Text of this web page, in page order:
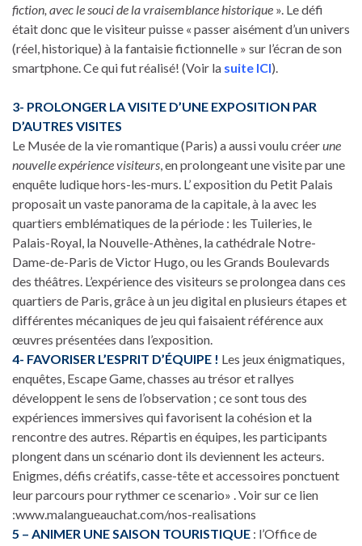
fiction, avec le souci de la vraisemblance historique ». Le défi
était donc que le visiteur puisse « passer aisément d’un univers
(réel, historique) à la fantaisie fictionnelle » sur l’écran de son
smartphone. Ce qui fut réalisé! (Voir la suite ICI).
3- PROLONGER LA VISITE D’UNE EXPOSITION PAR
D’AUTRES VISITES
Le Musée de la vie romantique (Paris) a aussi voulu créerune
nouvelle expérience visiteurs , en prolongeant une visite par une
enquête ludique hors-les-murs. L’ exposition du Petit Palais
proposait un vaste panorama de la capitale, à la avec les
quartiers emblématiques de la période : les Tuileries, le
Palais-Royal, la Nouvelle-Athènes, la cathédrale Notre-
Dame-de-Paris de Victor Hugo, ou les Grands Boulevards
des théâtres. L’expérience des visiteurs se prolongea dans ces
quartiers de Paris, grâce à un jeu digital en plusieurs étapes et
différentes mécaniques de jeu qui faisaient référence aux
œuvres présentées dans l’exposition.
4- FAVORISER L’ESPRIT D’ÉQUIPE ! Les jeux énigmatiques,
enquêtes, Escape Game, chasses au trésor et rallyes
développent le sens de l’observation ; ce sont tous des
expériences immersives qui favorisent la cohésion et la
rencontre des autres. Répartis en équipes, les participants
plongent dans un scénario dont ils deviennent les acteurs.
Enigmes, défis créatifs, casse-tête et accessoires ponctuent
leur parcours pour rythmer ce scenario» . Voir sur ce lien
:www.malangueauchat.com/nos-realisations
5 – ANIMER UNE SAISON TOURISTIQUE : l’Office de